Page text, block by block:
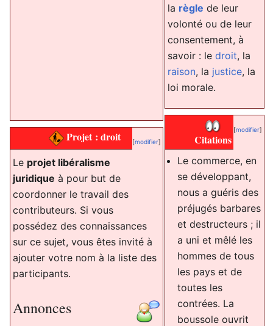
Séparation
des
Fédéralisme
Sécession
[modifier]
Projet : droit
Le projet libéralisme
juridique à pour but de
coordonner le travail des
contributeurs. Si vous
possédez des connaissances
sur ce sujet, vous êtes invité à
ajouter votre nom à la liste des
participants.
Annonces
la règle de leur
volonté ou de leur
consentement, à
savoir : le droit, la
raison, la justice, la
loi morale.
[modifier]
Citations
Le commerce, en
se développant,
nous a guéris des
préjugés barbares
et destructeurs ; il
a uni et mêlé les
hommes de tous
les pays et de
toutes les
contrées. La
boussole ouvrit